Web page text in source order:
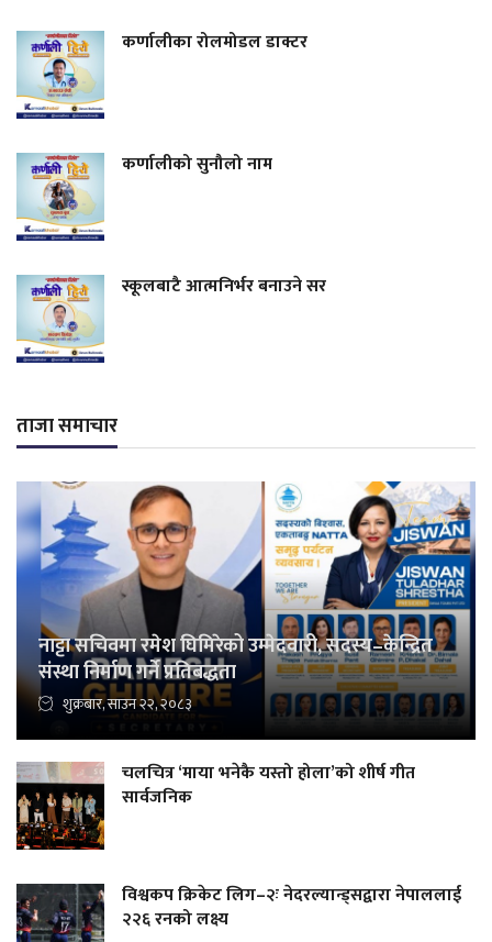
कर्णालीका रोलमोडल डाक्टर
कर्णालीको सुनौलो नाम
स्कूलबाटै आत्मनिर्भर बनाउने सर
ताजा समाचार
नाट्टा सचिवमा रमेश घिमिरेको उम्मेदवारी, सदस्य–केन्द्रित
संस्था निर्माण गर्ने प्रतिबद्धता
शुक्रबार, साउन २२, २०८३
चलचित्र ‘माया भनेकै यस्तो होला’को शीर्ष गीत
सार्वजनिक
विश्वकप क्रिकेट लिग–२ः नेदरल्यान्ड्सद्वारा नेपाललाई
२२६ रनको लक्ष्य